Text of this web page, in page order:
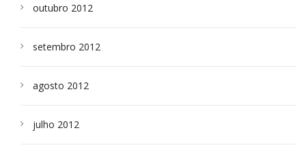
outubro 2012
setembro 2012
agosto 2012
julho 2012